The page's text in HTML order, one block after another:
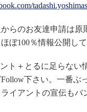
らのお友達申請は原
ぼ100％情報公開し
ント＋とるに足らな
下さい。一番ぶ
イアントの宣伝もバ